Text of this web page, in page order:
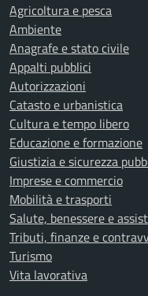
Agricoltura e pesca
Ambiente
Anagrafe e stato civile
Appalti pubblici
Autorizzazioni
Catasto e urbanistica
Cultura e tempo libero
Educazione e formazione
Giustizia e sicurezza
Imprese e commercio
Mobilità e trasporti
Salute, benessere e
Tributi, finanze e
Turismo
Vita lavorativa